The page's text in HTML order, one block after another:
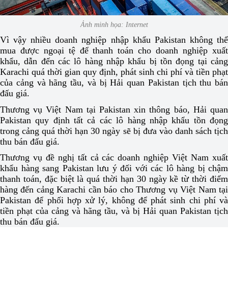
Ảnh minh họa: Internet
Vì vậy nhiều doanh nghiệp nhập khẩu Pakistan không thể
mua được ngoại tệ để thanh toán cho doanh nghiệp xuất
khẩu, dẫn đến các lô hàng nhập khẩu bị tồn đọng tại cảng
Karachi quá thời gian quy định, phát sinh chi phí và tiền phạt
của cảng và hãng tầu, và bị Hải quan Pakistan tịch thu bán
đấu giá.
Thương vụ Việt Nam tại Pakistan xin thông báo, Hải quan
Pakistan quy định tất cả các lô hàng nhập khẩu tồn đọng
trong cảng quá thời hạn 30 ngày sẽ bị đưa vào danh sách tịch
thu bán đấu giá.
Thương vụ đề nghị tất cả các doanh nghiệp Việt Nam xuất
khẩu hàng sang Pakistan lưu ý đối với các lô hàng bị chậm
thanh toán, đặc biệt là quá thời hạn 30 ngày kề từ thời điểm
hàng đến cảng Karachi cần báo cho Thương vụ Việt Nam tại
Pakistan để phối hợp xử lý, không để phát sinh chi phí và
tiền phạt của cảng và hãng tầu, và bị Hải quan Pakistan tịch
thu bán đấu giá.